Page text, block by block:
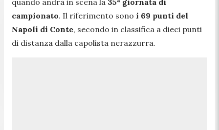
campionato. Il riferimento sono i 69 punti del
Napoli di Conte, secondo in classifica a dieci punti
di distanza dalla capolista nerazzurra.